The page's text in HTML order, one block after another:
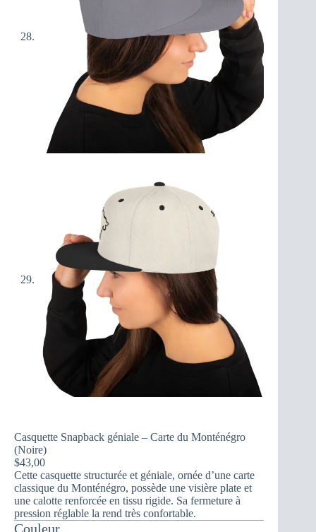
Casquette Snapback géniale – Carte du Monténégro
(Noire)
$43,00
Cette casquette structurée et géniale, ornée d’une carte
classique du Monténégro, possède une visière plate et
une calotte renforcée en tissu rigide. Sa fermeture à
pression réglable la rend très confortable.
Couleur